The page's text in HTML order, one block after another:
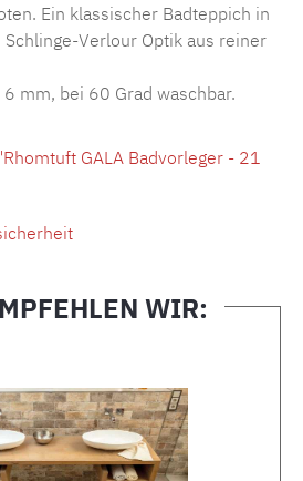
Ein klassischer Badteppich in
Verlour Optik aus reiner
mm, bei 60 Grad waschbar.
GALA Badvorleger - 21
WIR: